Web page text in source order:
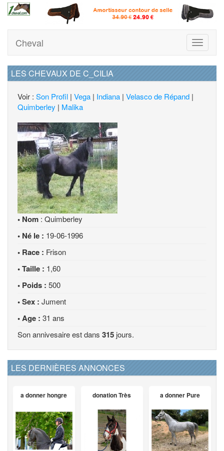
Toggle
Cheval
LES CHEVAUX DE C_CILIA
Voir : Son Profil | Vega | Indiana | Velasco de Répand |
Quimberley | Malika
• Nom : Quimberley
• Né le : 19-06-1996
• Race : Frison
• Taille : 1,60
• Poids : 500
• Sex : Jument
• Age : 31 ans
Son annivesaire est dans 315 jours.
LES DERNIÈRES ANNONCES
a donner hongre donation Très a donner Pure